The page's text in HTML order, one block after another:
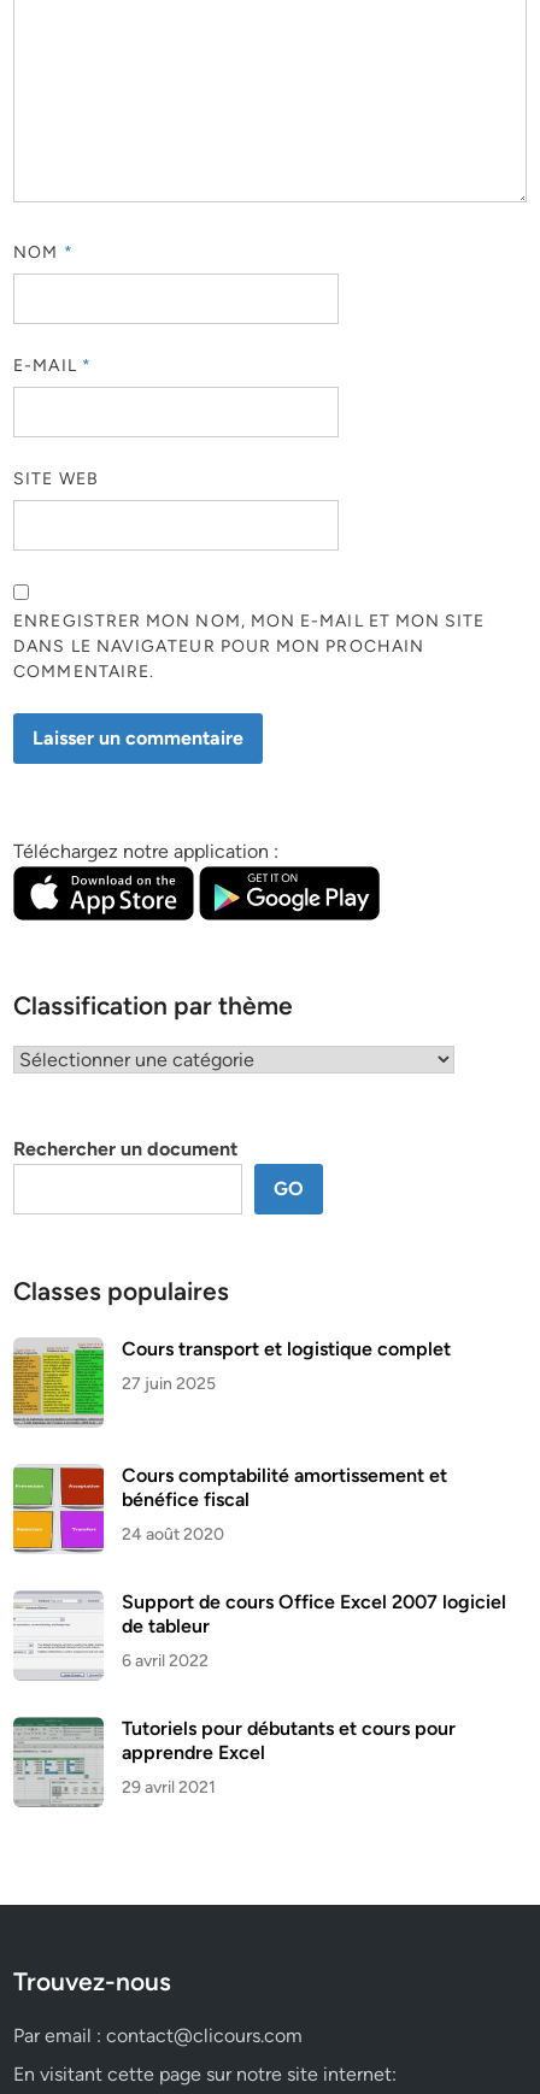
NOM *
E-MAIL *
SITE WEB
ENREGISTRER MON NOM, MON E-MAIL ET MON SITE
DANS LE NAVIGATEUR POUR MON PROCHAIN
COMMENTAIRE.
Téléchargez notre application :
Classification par thème
Classification
Rechercher un document
GO
Classes populaires
Cours transport et logistique complet
27 juin 2025
Cours comptabilité amortissement et
bénéfice fiscal
24 août 2020
Support de cours Office Excel 2007 logiciel
de tableur
6 avril 2022
Tutoriels pour débutants et cours pour
apprendre Excel
29 avril 2021
Trouvez-nous
Par email :contact@clicours.com
En visitant cette page sur notre site internet: